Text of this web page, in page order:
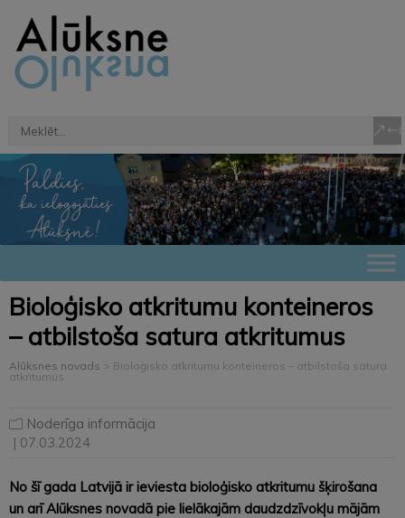
Bioloģisko atkritumu konteineros
– atbilstoša satura atkritumus
Alūksnes novads > Bioloģisko atkritumu konteineros – atbilstoša satura
atkritumus
Noderīga informācija
| 07.03.2024
No šī gada Latvijā ir ieviesta bioloģisko atkritumu šķirošana
un arī Alūksnes novadā pie lielākajām daudzdzīvokļu mājām